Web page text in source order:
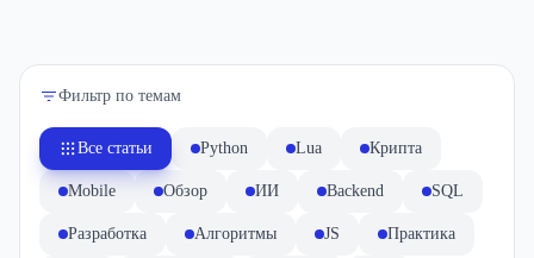
Фильтр по темам
Все статьи Python Lua Крипта
Mobile Обзор ИИ Backend SQL
Разработка Алгоритмы JS Практика